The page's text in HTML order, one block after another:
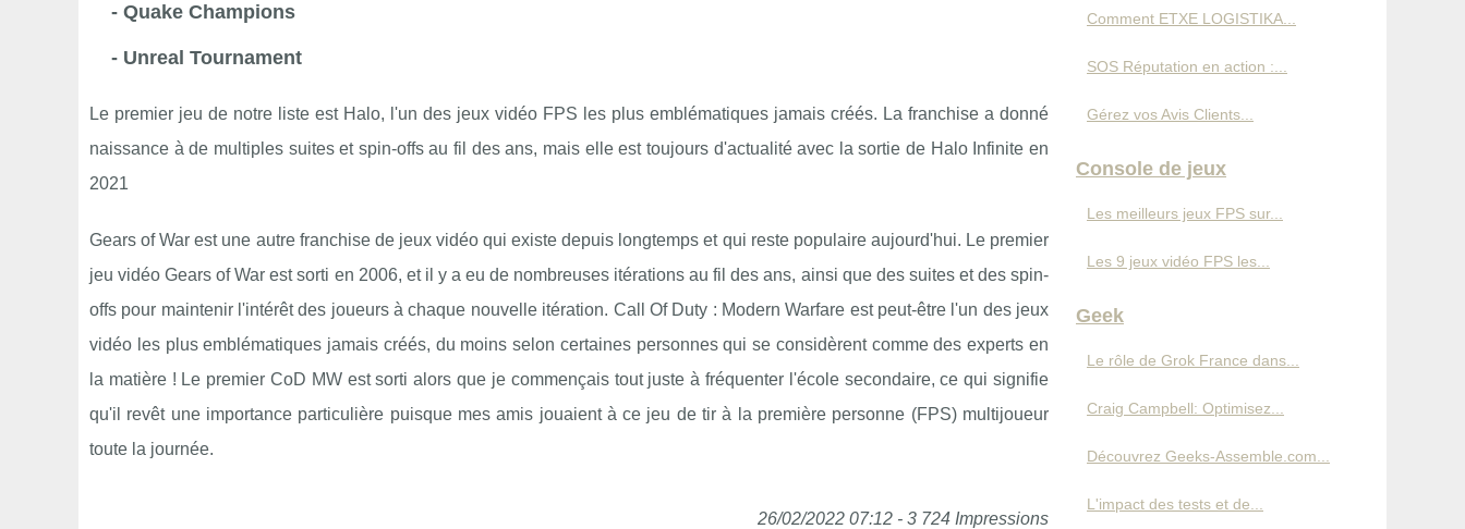
- Quake Champions
- Unreal Tournament
Le premier jeu de notre liste est Halo, l'un des jeux vidéo FPS les plus emblématiques jamais créés. La franchise a donné
naissance à de multiples suites et spin-offs au fil des ans, mais elle est toujours d'actualité avec la sortie de Halo Infinite en
2021
Gears of War est une autre franchise de jeux vidéo qui existe depuis longtemps et qui reste populaire aujourd'hui. Le premier
jeu vidéo Gears of War est sorti en 2006, et il y a eu de nombreuses itérations au fil des ans, ainsi que des suites et des spin-
offs pour maintenir l'intérêt des joueurs à chaque nouvelle itération. Call Of Duty : Modern Warfare est peut-être l'un des jeux
vidéo les plus emblématiques jamais créés, du moins selon certaines personnes qui se considèrent comme des experts en
la matière ! Le premier CoD MW est sorti alors que je commençais tout juste à fréquenter l'école secondaire, ce qui signifie
qu'il revêt une importance particulière puisque mes amis jouaient à ce jeu de tir à la première personne (FPS) multijoueur
toute la journée.
26/02/2022 07:12 - 3 724 Impressions
Comment ETXE LOGISTIKA...
SOS Réputation en action :...
Gérez vos Avis Clients...
Console de jeux
Les meilleurs jeux FPS sur...
Les 9 jeux vidéo FPS les...
Geek
Le rôle de Grok France dans...
Craig Campbell: Optimisez...
Découvrez Geeks-Assemble.com...
L'impact des tests et de...